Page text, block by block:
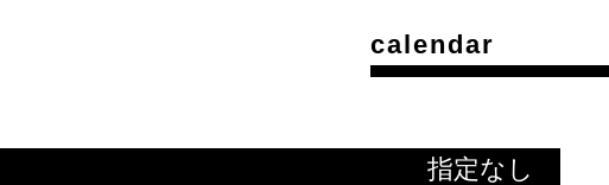
calendar
指定なし